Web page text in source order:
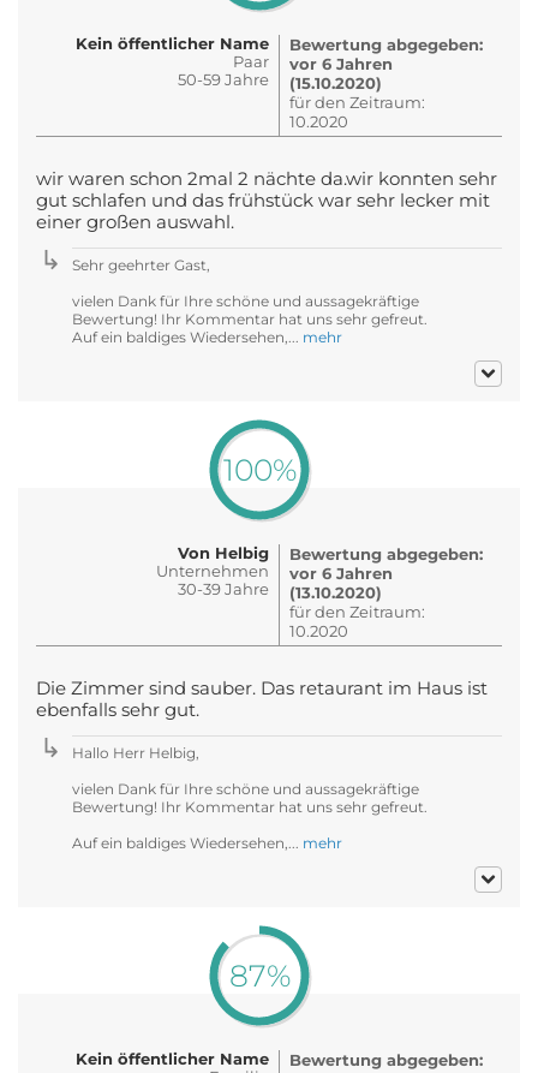
Kein öffentlicher Name
Paar
50-59 Jahre
Bewertung abgegeben:
vor 6 Jahren
(15.10.2020)
für den Zeitraum:
10.2020
wir waren schon 2mal 2 nächte da.wir konnten sehr
gut schlafen und das frühstück war sehr lecker mit
einer großen auswahl.
Sehr geehrter Gast,
vielen Dank für Ihre schöne und aussagekräftige
Bewertung! Ihr Kommentar hat uns sehr gefreut.
Auf ein baldiges Wiedersehen,... mehr
100%
Von Helbig
Unternehmen
30-39 Jahre
Bewertung abgegeben:
vor 6 Jahren
(13.10.2020)
für den Zeitraum:
10.2020
Die Zimmer sind sauber. Das retaurant im Haus ist
ebenfalls sehr gut.
Hallo Herr Helbig,
vielen Dank für Ihre schöne und aussagekräftige
Bewertung! Ihr Kommentar hat uns sehr gefreut.
Auf ein baldiges Wiedersehen,... mehr
87%
Kein öffentlicher Name
Bewertung abgegeben: